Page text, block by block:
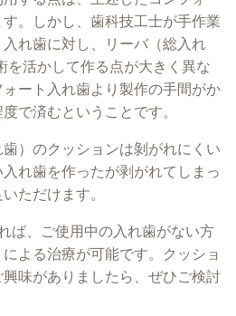
す。しかし、歯科技工士が手作業
れ歯に対し、リーバ（総入れ
を活かして作る点が大きく異な
ート入れ歯より製作の手間がか
で済むということです。
）のクッションは剝がれにくい
れ歯を作ったが剥がれてしまっ
ただけます。
ば、ご使用中の入れ歯がない方
よる治療が可能です。クッショ
味がありましたら、ぜひご検討